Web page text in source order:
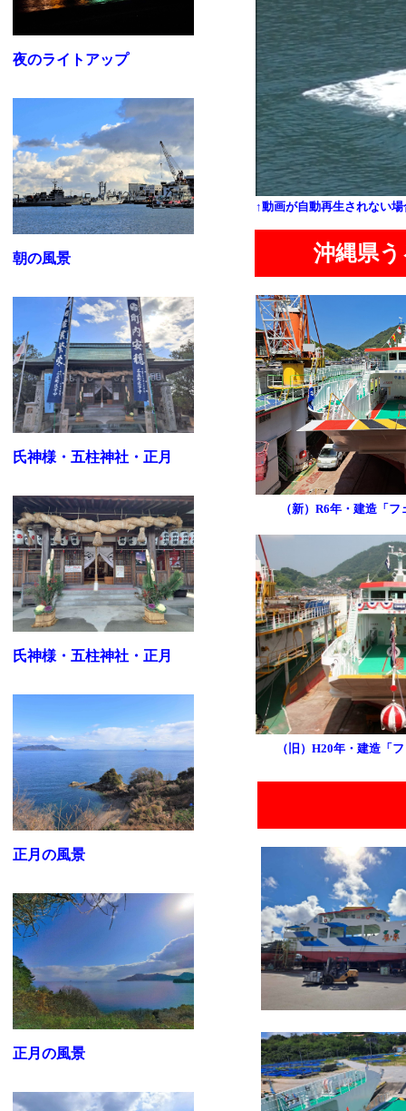
夜のライトアップ
朝の風景
氏神様・五柱神社・正月
氏神様・五柱神社・正月
正月の風景
正月の風景
↑動画が自動再生されない場
沖縄県
（新）R6年・建造「
（旧）H20年・建造「